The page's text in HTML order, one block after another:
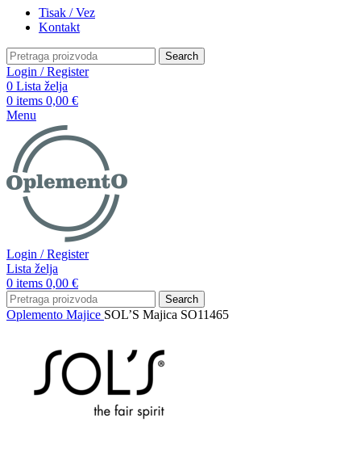
Tisak / Vez
Kontakt
Search
Login / Register
0 Lista želja
0 items 0,00 €
Menu
Login / Register
Lista želja
0 items 0,00 €
Search
Oplemento Majice SOL’S Majica SO11465